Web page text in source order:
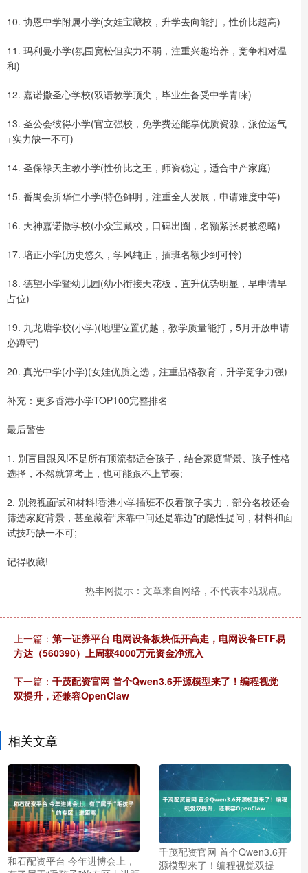
10. 协恩中学附属小学(女娃宝藏校，升学去向能打，性价比超高)
11. 玛利曼小学(氛围宽松但实力不弱，注重兴趣培养，竞争相对温
和)
12. 嘉诺撒圣心学校(双语教学顶尖，毕业生备受中学青睐)
13. 圣公会彼得小学(官立强校，免学费还能享优质资源，派位运气
+实力缺一不可)
14. 圣保禄天主教小学(性价比之王，师资稳定，适合中产家庭)
15. 番禺会所华仁小学(特色鲜明，注重全人发展，申请难度中等)
16. 天神嘉诺撒学校(小众宝藏校，口碑出圈，名额紧张易被忽略)
17. 培正小学(历史悠久，学风纯正，插班名额少到可怜)
18. 德望小学暨幼儿园(幼小衔接天花板，直升优势明显，早申请早
占位)
19. 九龙塘学校(小学)(地理位置优越，教学质量能打，5月开放申请
必蹲守)
20. 真光中学(小学)(女娃优质之选，注重品格教育，升学竞争力强)
补充：更多香港小学TOP100完整排名
最后警告
1. 别盲目跟风!不是所有顶流都适合孩子，结合家庭背景、孩子性格
选择，不然就算考上，也可能跟不上节奏;
2. 别忽视面试和材料!香港小学插班不仅看孩子实力，部分名校还会
筛选家庭背景，甚至藏着“床靠中间还是靠边”的隐性提问，材料和面
试技巧缺一不可;
记得收藏!
热丰网提示：文章来自网络，不代表本站观点。
上一篇： 第一证券平台 电网设备板块低开高走，电网设备ETF易
方达（560390）上周获4000万元资金净流入
下一篇： 千茂配资官网 首个Qwen3.6开源模型来了！编程视觉
双提升，还兼容OpenClaw
相关文章
和石配资平台 今年进博会上，
千茂配资官网 首个Qwen3.6开
源模型来了！编程视觉双提